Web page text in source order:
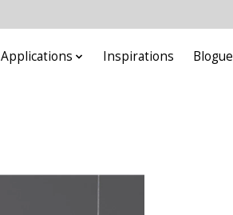
Applications Inspirations Blogue